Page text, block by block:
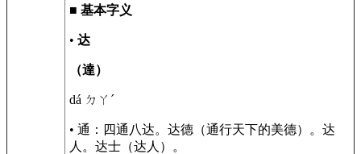
■ 基本字义
• 达
（達）
dá ㄉㄚˊ
• 通：四通八达。达德（通行天下的美德）。达
人。达士（达人）。